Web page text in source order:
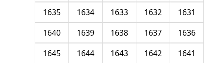
1631
1632
1633
1634
1635
1636
1637
1638
1639
1640
1641
1642
1643
1644
1645